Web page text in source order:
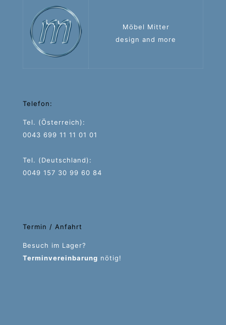
Möbel Mitter
design and more
Telefon:
Tel. (Österreich):
0043 699 11 11 01 01
Tel. (Deutschland):
0049 157 30 99 60 84
Termin / Anfahrt
Besuch im Lager?
Terminvereinbarung nötig!